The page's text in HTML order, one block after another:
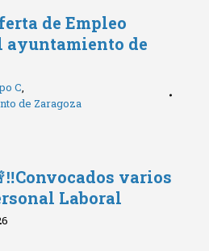
de Empleo
ayuntamiento de
C,
de Zaragoza
varios
Laboral